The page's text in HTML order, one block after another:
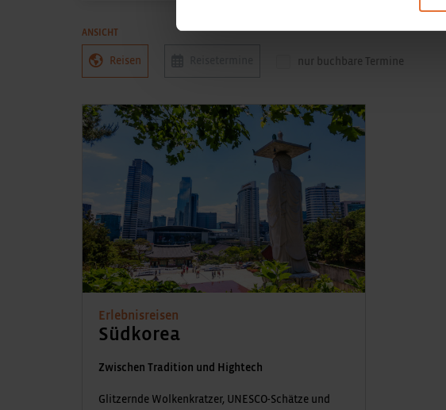
ANSICHT
Reisen nur buchbare Termine
Erlebnisreisen
Südkorea
Zwischen Tradition und Hightech
Glitzernde Wolkenkratzer, UNESCO-Schätze und